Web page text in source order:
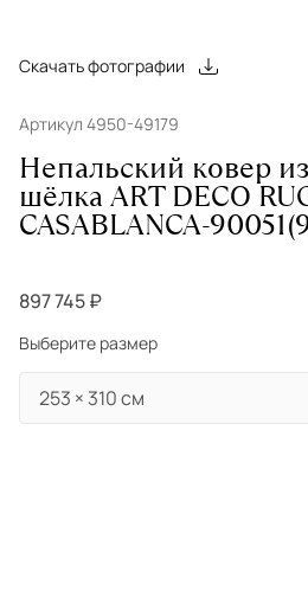
Скачать фотографии
Артикул 4950-49179
Непальский ковер
шёлка ART DECO
CASABLANCA-
897 745 ₽
Выберите размер